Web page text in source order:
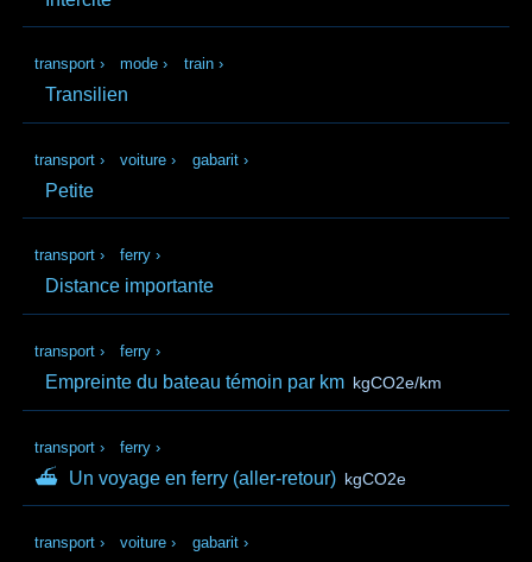
transport › mode › train ›
Transilien
transport › voiture › gabarit ›
Petite
transport › ferry ›
Distance importante
transport › ferry ›
Empreinte du bateau témoin par km kgCO2e/km
transport › ferry ›
⛴ Un voyage en ferry (aller‑retour) kgCO2e
transport › voiture › gabarit ›